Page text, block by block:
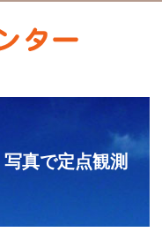
真で定点観測